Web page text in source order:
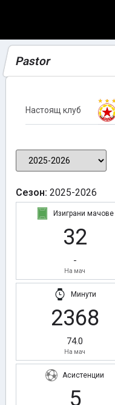
Pastor
Настоящ клуб
Сезон: 2025-2026
Изиграни мачове
32
-
На мач
Минути
2368
74.0
На мач
Асистенции
5